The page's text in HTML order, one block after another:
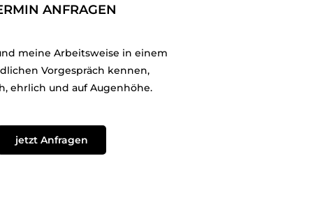
ANFRAGEN
meine Arbeitsweise in einem
Vorgespräch kennen,
ehrlich und auf Augenhöhe.
jetzt Anfragen